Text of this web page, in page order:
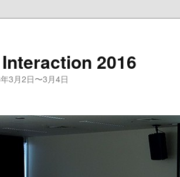
2016
3月2日〜3月4日